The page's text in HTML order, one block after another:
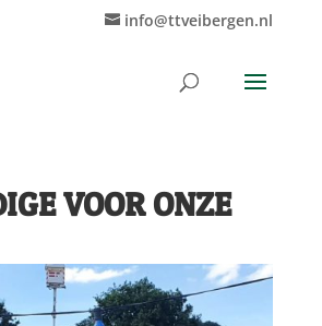
info@ttveibergen.nl
VOOR ONZE